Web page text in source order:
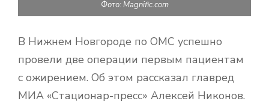
Фото: Magnific.com
В Нижнем Новгороде по ОМС успешно
провели две операции первым пациентам
с ожирением. Об этом рассказал главред
МИА «Стационар-пресс» Алексей Никонов.